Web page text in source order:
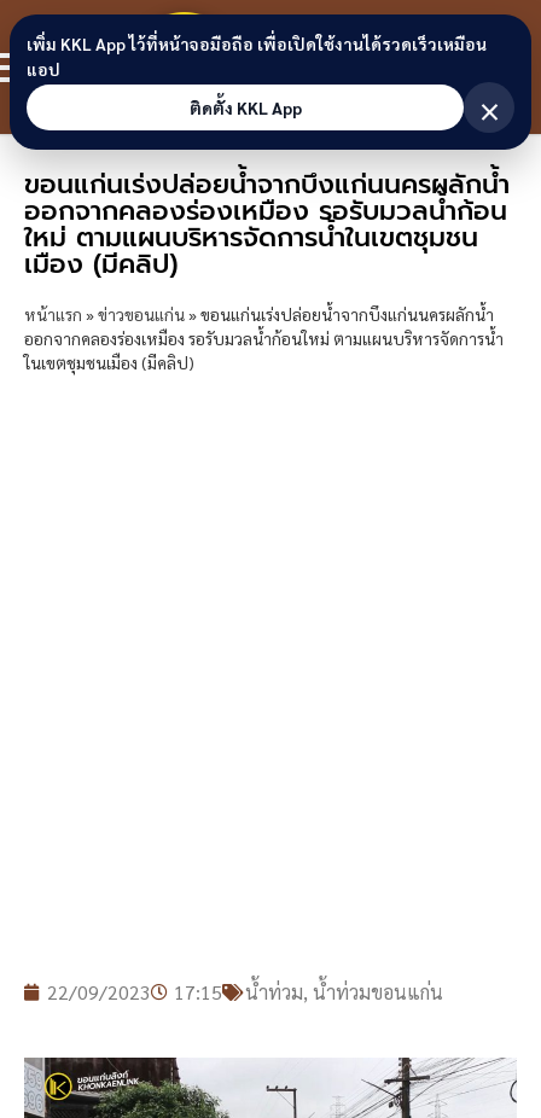
Skip to content
ขอนแก่น
ลิงก์
ขอนแก่นเร่งปล่อยน้ำจากบึงแก่นนครผลักน้ำ
ออกจากคลองร่องเหมือง รอรับมวลน้ำก้อน
ใหม่ ตามแผนบริหารจัดการน้ำในเขตชุมชน
เมือง (มีคลิป)
หน้าแรก »ข่าวขอนแก่น»ขอนแก่นเร่งปล่อยน้ำจากบึงแก่นนครผลักน้ำ
ออกจากคลองร่องเหมือง รอรับมวลน้ำก้อนใหม่ ตามแผนบริหารจัดการน้ำ
ในเขตชุมชนเมือง (มีคลิป)
22/09/2023 17:15 น้ำท่วม, น้ำท่วมขอนแก่น
เพิ่ม KKL App ไว้ที่หน้าจอมือถือ เพื่อเปิดใช้งานได้รวดเร็วเหมือน
แอป
ติดตั้ง KKL App
×